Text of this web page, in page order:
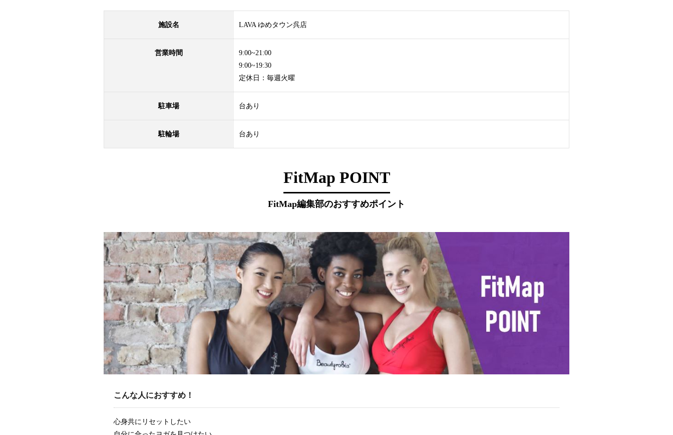
施設名 LAVA ゆめタウン呉店
営業時間
9:00~21:00
9:00~19:30
定休日：毎週火曜
駐車場 台あり
駐輪場 台あり
FitMap POINT
FitMap編集部のおすすめポイント
こんな人におすすめ！
心身共にリセットしたい